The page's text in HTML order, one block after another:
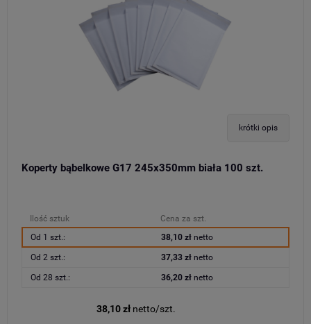
krótki opis
Koperty bąbelkowe G17 245x350mm biała 100 szt.
Ilość sztuk
Cena za szt.
Od 1 szt.:
38,10 złnetto
Od 2 szt.: 37,33 złnetto
Od 28 szt.: 36,20 złnetto
38,10 zł netto/szt.